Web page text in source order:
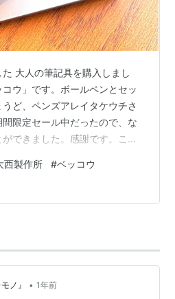
大人の筆記具を購入しまし
ウ」です。ボールペンとセッ
ど、ペンズアレイタケウチさ
限定セール中だったので、な
できました。感謝です。この
ていたのですが、年齢を重ね
になってきました。とても良
から生きていく上でも幅が広
ことで有名ですよね。僕も、
買い替えの時にはこの柄に
西製作所 #ベッコウ
ノ』 • 1年前